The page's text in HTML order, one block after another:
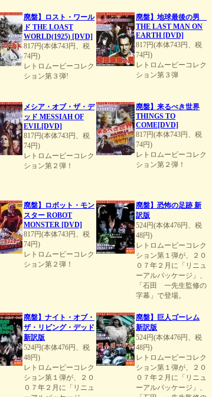
廃盤】ロスト・ワール
ド THE LOAST
WORLD(1925) [DVD]
817円(本体743円、税
74円)
レトロムービーコレク
ション第３弾!
廃盤】地球最後の男
THE LAST MAN ON
EARTH [DVD]
817円(本体743円、税
74円)
レトロムービーコレク
ション第３弾
メシア・オブ・ザ・デ
ッド MESSIAH OF
EVIL[DVD]
817円(本体743円、税
74円)
レトロムービーコレク
ション第２弾！
廃盤】来るべき世界
THINGS TO
COME[DVD]
817円(本体743円、税
74円)
レトロムービーコレク
ション第２弾！
廃盤】ロボット・モン
スター ROBOT
MONSTER [DVD]
817円(本体743円、税
74円)
レトロムービーコレク
ション第２弾！
廃盤】恐怖の足跡 新
訳版
524円(本体476円、税
48円)
レトロムービーコレク
ション第１弾が、２０
０７年２月に「リニュ
ーアルパッケージ」、
「石田 一先生監修の
字幕」で登場。
廃盤】ナイト・オブ・
ザ・リビング・デッド
新訳版
524円(本体476円、税
48円)
レトロムービーコレク
ション第１弾が、２０
０７年２月に「リニュ
廃盤】巨人ゴーレム
新訳版
524円(本体476円、税
48円)
レトロムービーコレク
ション第１弾が、２０
０７年２月に「リニュ
ーアルパッケージ」、